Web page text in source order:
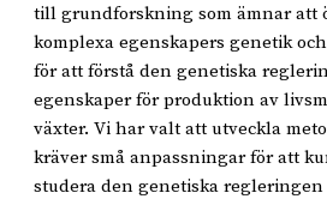
till grundforskning som ämnar att
komplexa egenskapers genetik
för att förstå den genetiska
egenskaper för produktion av
växter. Vi har valt att utveckla
kräver små anpassningar för att
studera den genetiska regleringen